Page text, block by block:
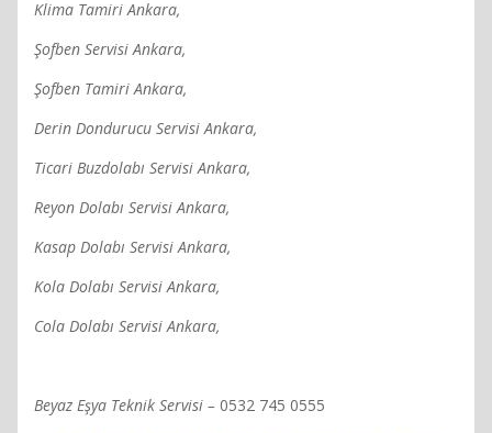
Klima Tamiri Ankara,
Şofben Servisi Ankara,
Şofben Tamiri Ankara,
Derin Dondurucu Servisi Ankara,
Ticari Buzdolabı Servisi Ankara,
Reyon Dolabı Servisi Ankara,
Kasap Dolabı Servisi Ankara,
Kola Dolabı Servisi Ankara,
Cola Dolabı Servisi Ankara,
Beyaz Eşya Teknik Servisi – 0532 745 0555